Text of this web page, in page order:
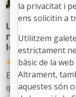
L'AMB
metropolitana
laboral de les
●
15/06/2026
El document vol
que situï la
la privacitat i
ens solicitin a
Utilitzem
estrictament
bàsic de la
Altrament,
aquestes són